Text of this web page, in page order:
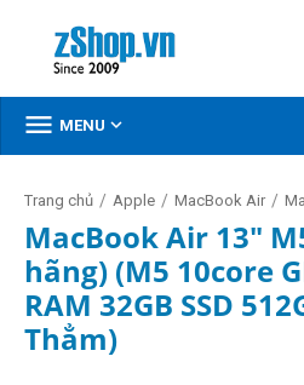
 MENU 
Trang chủ / Apple / MacBook Air /
MacBook Air 13"
hãng) (M5 10core
RAM 32GB SSD
Thẳm)